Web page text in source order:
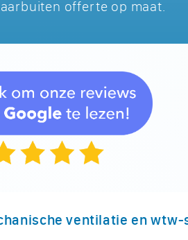
offerte op maat.
ventilatie en